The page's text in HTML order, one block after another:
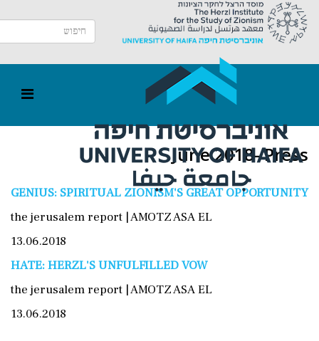
June 2018- Press
GENIUS: SPIRITUAL ZIONISM'S GREAT OPPORTUNITY
the jerusalem report | AMOTZ ASA EL
13.06.2018
HATE: HERZL'S UNFULFILLED VOW
the jerusalem report | AMOTZ ASA EL
13.06.2018